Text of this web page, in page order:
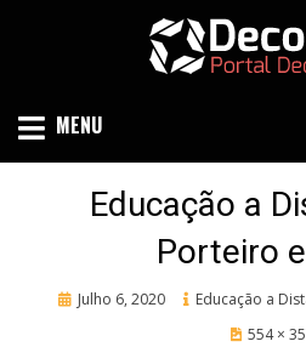
MENU
Educação a
Porteiro
Posted
Julho 6, 2020
Educação a
554 ×